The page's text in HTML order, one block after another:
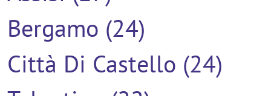
Bergamo (24)
Città Di Castello (24)